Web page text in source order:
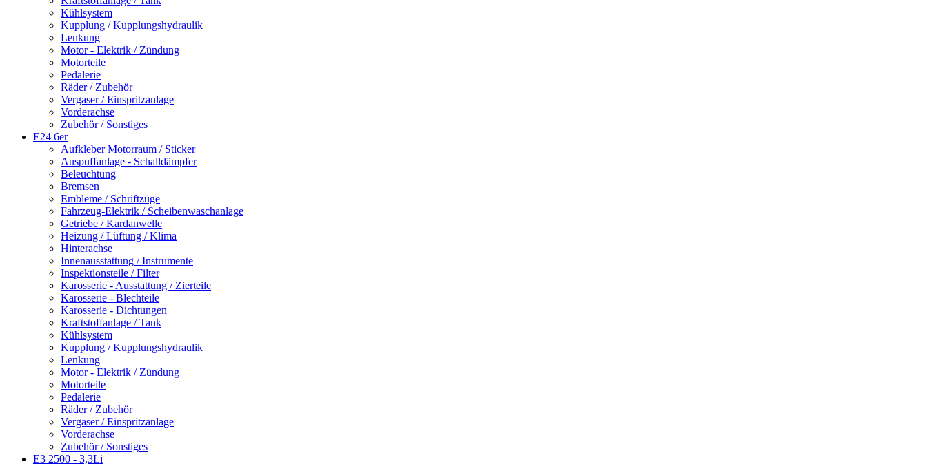
Kühlsystem
Kupplung / Kupplungshydraulik
Lenkung
Motor - Elektrik / Zündung
Motorteile
Pedalerie
Räder / Zubehör
Vergaser / Einspritzanlage
Vorderachse
Zubehör / Sonstiges
E24 6er
Aufkleber Motorraum / Sticker
Auspuffanlage - Schalldämpfer
Beleuchtung
Bremsen
Embleme / Schriftzüge
Fahrzeug-Elektrik / Scheibenwaschanlage
Getriebe / Kardanwelle
Heizung / Lüftung / Klima
Hinterachse
Innenausstattung / Instrumente
Inspektionsteile / Filter
Karosserie - Ausstattung / Zierteile
Karosserie - Blechteile
Karosserie - Dichtungen
Kraftstoffanlage / Tank
Kühlsystem
Kupplung / Kupplungshydraulik
Lenkung
Motor - Elektrik / Zündung
Motorteile
Pedalerie
Räder / Zubehör
Vergaser / Einspritzanlage
Vorderachse
Zubehör / Sonstiges
E3 2500 - 3,3Li